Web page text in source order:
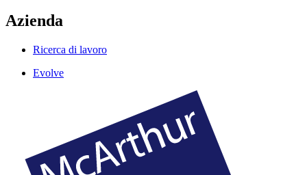
Azienda
Ricerca di lavoro
Evolve